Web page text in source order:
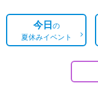
今日の
夏休みイベント